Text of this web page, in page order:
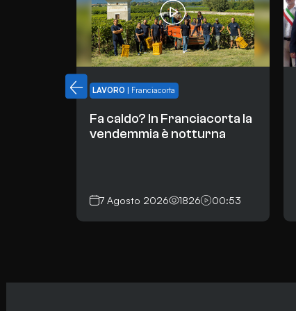
LAVORO Franciacorta
Fa caldo? In Franciacorta la
vendemmia è notturna
7 Agosto 2026 1826 00:53